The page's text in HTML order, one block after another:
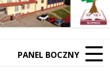
PANEL BOCZNY